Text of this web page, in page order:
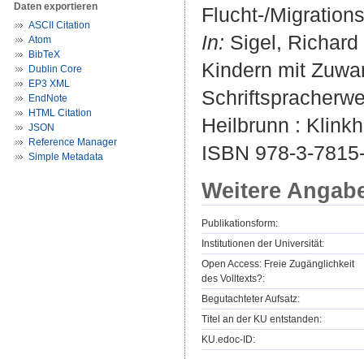
Daten exportieren
ASCII Citation
Atom
BibTeX
Dublin Core
EP3 XML
EndNote
HTML Citation
JSON
Reference Manager
Simple Metadata
Flucht-/
In: Sigel,
Kindern mit
Heilbrunn :
ISBN 978-3-
Weitere
Publikationsform:
Institutionen der Universität:
Open Access: Freie Zugänglichkeit
des Volltexts?:
Begutachteter Aufsatz:
Titel an der KU entstanden:
KU.edoc-ID: